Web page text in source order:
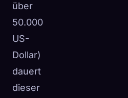
über
50.000
US-
Dollar)
dauert
dieser